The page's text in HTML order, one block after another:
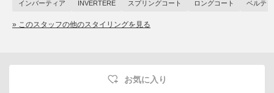
インバーティア INVERTERE スプリングコート ロングコート ベルテ
» このスタッフの他のスタイリングを見る
お気に入り